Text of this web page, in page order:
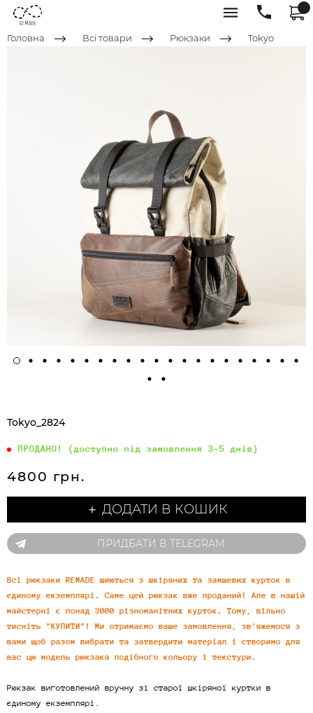
Головна Всі товари Рюкзаки Tokyo
Tokyo_2824
ПРОДАНО! (доступно під замовлення 3-5 днів)
4800 грн.
＋ ДОДАТИ В КОШИК
ПРИДБАТИ В TELEGRAM
Всі рюкзаки REMADE шиються з шкіряних та замшевих курток в
єдиному екземплярі. Саме цей рюкзак вже проданий! Але в нашій
майстерні є понад 3000 різноманітних курток. Тому, вільно
тисніть "КУПИТИ"! Ми отримаємо ваше замовлення, зв'яжемося з
вами щоб разом вибрати та затвердити матеріал і створимо для
вас цю модель рюкзака подібного кольору і текстури.
Рюкзак виготовлений вручну зі старої шкіряної куртки в
єдиному екземплярі.